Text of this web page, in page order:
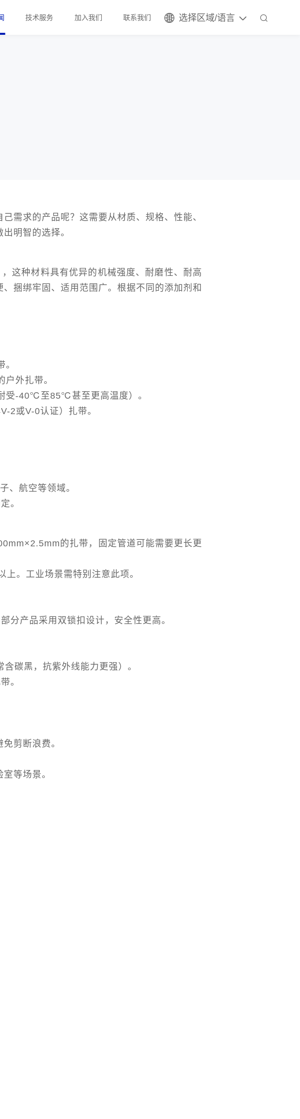
选择区域/语言
技术服务 加入我们 联系我们
需求的产品呢？这需要从材质、规格、性能、
明智的选择。
这种材料具有优异的机械强度、耐磨性、耐高
捆绑牢固、适用范围广。根据不同的添加剂和
外扎带。
受-40℃至85℃甚至更高温度）。
2或V-0认证）扎带。
、航空等领域。
。
的扎带，固定管道可能需要更长更
。工业场景需特别注意此项。
分产品采用双锁扣设计，安全性更高。
碳黑，抗紫外线能力更强）。
。
剪断浪费。
等场景。